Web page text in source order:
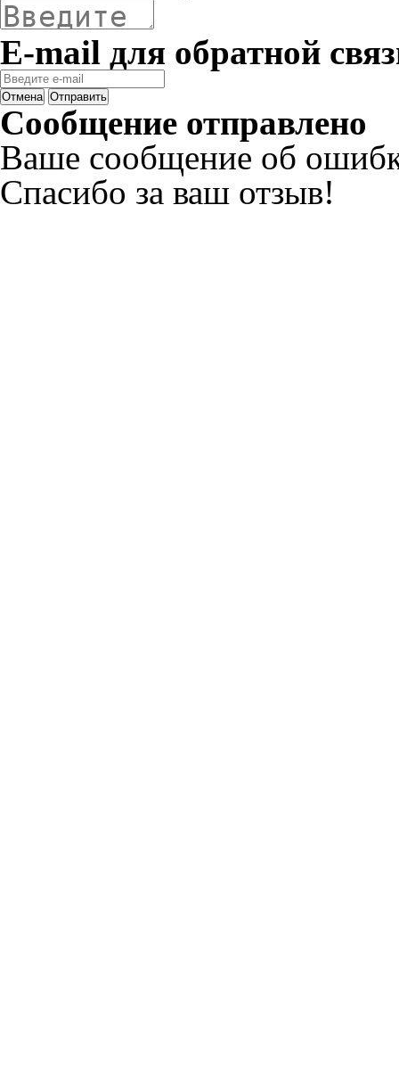
E-mail для обратной
Отмена Отправить
Сообщение отправлено
Ваше сообщение об
Спасибо за ваш отзыв!